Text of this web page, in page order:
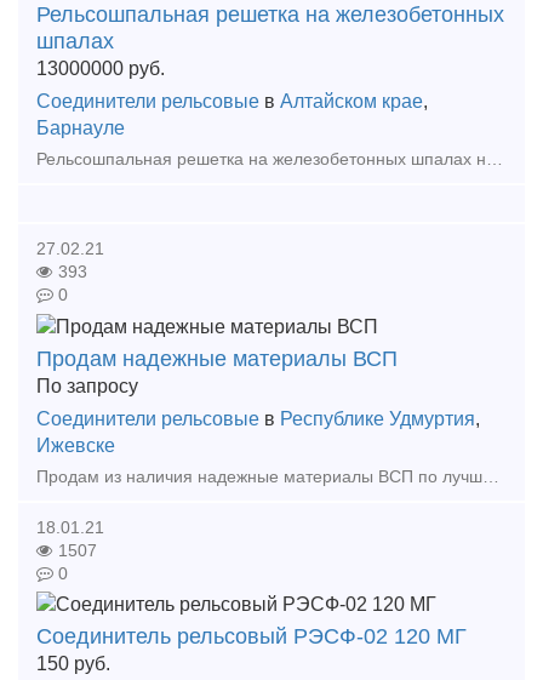
Рельсошпальная решетка на железобетонных
шпалах
13000000 руб.
Соединители рельсовые в Алтайском крае,
Барнауле
27.02.21
393
0
Продам надежные материалы ВСП
По запросу
Соединители рельсовые в Республике Удмуртия,
Ижевске
18.01.21
1507
0
Соединитель рельсовый РЭСФ-02 120 МГ
150 руб.